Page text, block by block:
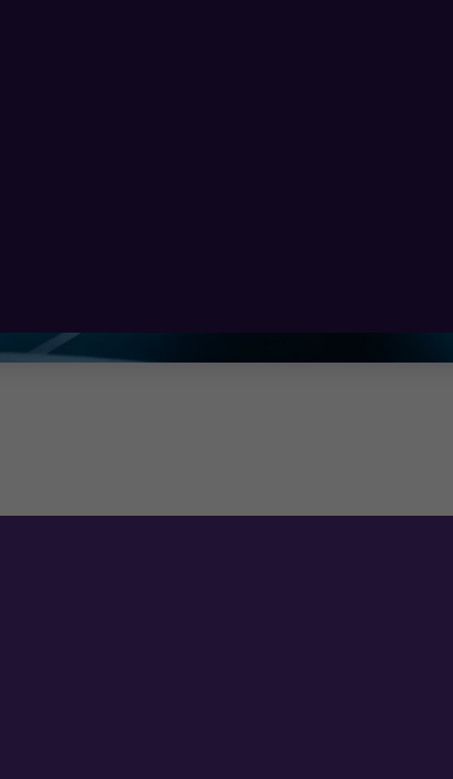
NIIF 16 – Arrendamientos e CINIIF 23 –
estados financieros y las divulgaciones
y diferidos